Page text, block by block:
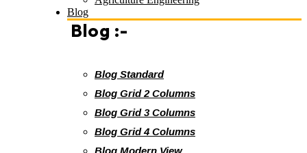
Blog Standard
Blog Grid 3 Columns
Blog Grid 4 Columns
Blog Modern View
Blog List View
Blog Masonry